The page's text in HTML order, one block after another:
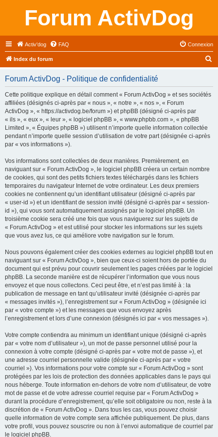
Forum ActivDog
Activ'dog FAQ Connexion
Index du forum
Forum ActivDog - Politique de confidentialité
Cette politique explique en détail comment « Forum ActivDog » et ses sociétés
affiliées (désignés ci-après par « nous », « notre », « nos », « Forum
ActivDog », « https://activdog.be/forum ») et phpBB (désigné ci-après par
« ils », « eux », « leur », « logiciel phpBB », « www.phpbb.com », « phpBB
Limited », « Équipes phpBB ») utilisent n’importe quelle information collectée
pendant n’importe quelle session d’utilisation de votre part (désignée ci-après
par « vos informations »).
Vos informations sont collectées de deux manières. Premièrement, en
naviguant sur « Forum ActivDog », le logiciel phpBB créera un certain nombre
de cookies, qui sont des petits fichiers textes téléchargés dans les fichiers
temporaires du navigateur Internet de votre ordinateur. Les deux premiers
cookies ne contiennent qu’un identifiant utilisateur (désigné ci-après par
« user-id ») et un identifiant de session invité (désigné ci-après par « session-
id »), qui vous sont automatiquement assignés par le logiciel phpBB. Un
troisième cookie sera créé une fois que vous naviguerez sur les sujets de
« Forum ActivDog » et est utilisé pour stocker les informations sur les sujets
que vous avez lus, ce qui améliore votre navigation sur le forum.
Nous pouvons également créer des cookies externes au logiciel phpBB tout en
naviguant sur « Forum ActivDog », bien que ceux-ci soient hors de portée du
document qui est prévu pour couvrir seulement les pages créées par le logiciel
phpBB. La seconde manière est de récupérer l’information que vous nous
envoyez et que nous collectons. Ceci peut être, et n’est pas limité à : la
publication de message en tant qu’utilisateur invité (désignée ci-après par
« messages invités »), l’enregistrement sur « Forum ActivDog » (désignée ici
par « votre compte ») et les messages que vous envoyez après
l’enregistrement et lors d’une connexion (désignés ici par « vos messages »).
Votre compte contiendra au minimum un identifiant unique (désigné ci-après
par « votre nom d’utilisateur »), un mot de passe personnel utilisé pour la
connexion à votre compte (désigné ci-après par « votre mot de passe »), et
une adresse courriel personnelle valide (désignée ci-après par « votre
courriel »). Vos informations pour votre compte sur « Forum ActivDog » sont
protégées par les lois de protection des données applicables dans le pays qui
nous héberge. Toute information en-dehors de votre nom d’utilisateur, de votre
mot de passe et de votre adresse courriel requise par « Forum ActivDog »
durant la procédure d’enregistrement, qu’elle soit obligatoire ou non, reste à la
discrétion de « Forum ActivDog ». Dans tous les cas, vous pouvez choisir
quelle information de votre compte sera affichée publiquement. De plus, dans
votre profil, vous pouvez souscrire ou non à l’envoi automatique de courriel par
le logiciel phpBB.